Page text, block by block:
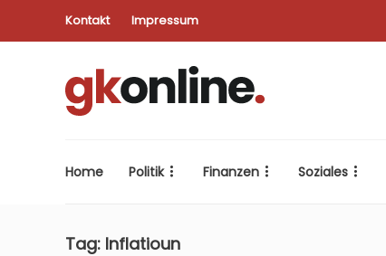
Kontakt Impressum
Home Politik Finanzen Soziales
Tag: Inflatioun